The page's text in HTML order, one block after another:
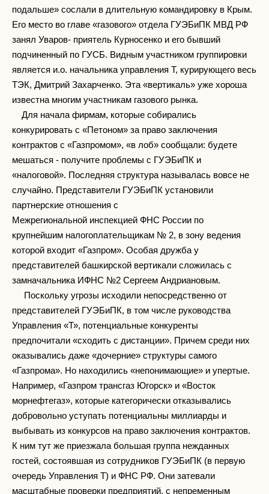
подальше» сослали в длительную командировку в Крым.
Его место во главе «газового» отдела ГУЭБиПК МВД РФ
занял Уваров- приятель Курносенко и его бывший
подчиненный по ГУСБ. Видным участником группировки
является и.о. начальника управления Т, курирующего весь
ТЭК, Дмитрий Захарченко. Эта «вертикаль» уже хороша
известна многим участникам газового рынка.
Для начала фирмам, которые собирались
конкурировать с «Петоном» за право заключения
контрактов с «Газпромом», «в лоб» сообщали: будете
мешаться - получите проблемы с ГУЭБиПК и
«налоговой». Последняя структура называлась вовсе не
случайно. Представители ГУЭБиПК установили
партнерские отношения с
Межрегиональной инспекцией ФНС России по
крупнейшим налогоплательщикам № 2, в зону ведения
которой входит «Газпром». Особая дружба у
представителей башкирской вертикали сложилась с
замначальника ИФНС №2 Сергеем Андриановым.
Поскольку угрозы исходили непосредственно от
представителей ГУЭБиПК, в том числе руководства
Управления «Т», потенциальные конкуренты
предпочитали «сходить с дистанции». Причем среди них
оказывались даже «дочерние» структуры самого
«Газпрома». Но находились «непонимающие» и упертые.
Например, «Газпром трансгаз Югорск» и «Восток
морнефтегаз», которые категорически отказывались
добровольно уступать потенциальны миллиарды и
выбывать из конкурсов на право заключения контрактов.
К ним тут же приезжала большая группа нежданных
гостей, состоявшая из сотрудников ГУЭБиПК (в первую
очередь Управления Т) и ФНС РФ. Они затевали
масштабные проверки предприятий, с непременным